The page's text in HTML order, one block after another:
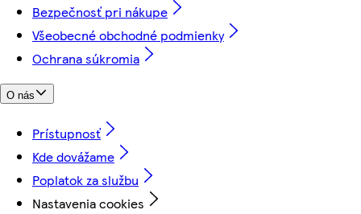
Bezpečnosť pri nákupe
Všeobecné obchodné podmienky
Ochrana súkromia
O nás
Prístupnosť
Kde dovážame
Poplatok za službu
Nastavenia cookies